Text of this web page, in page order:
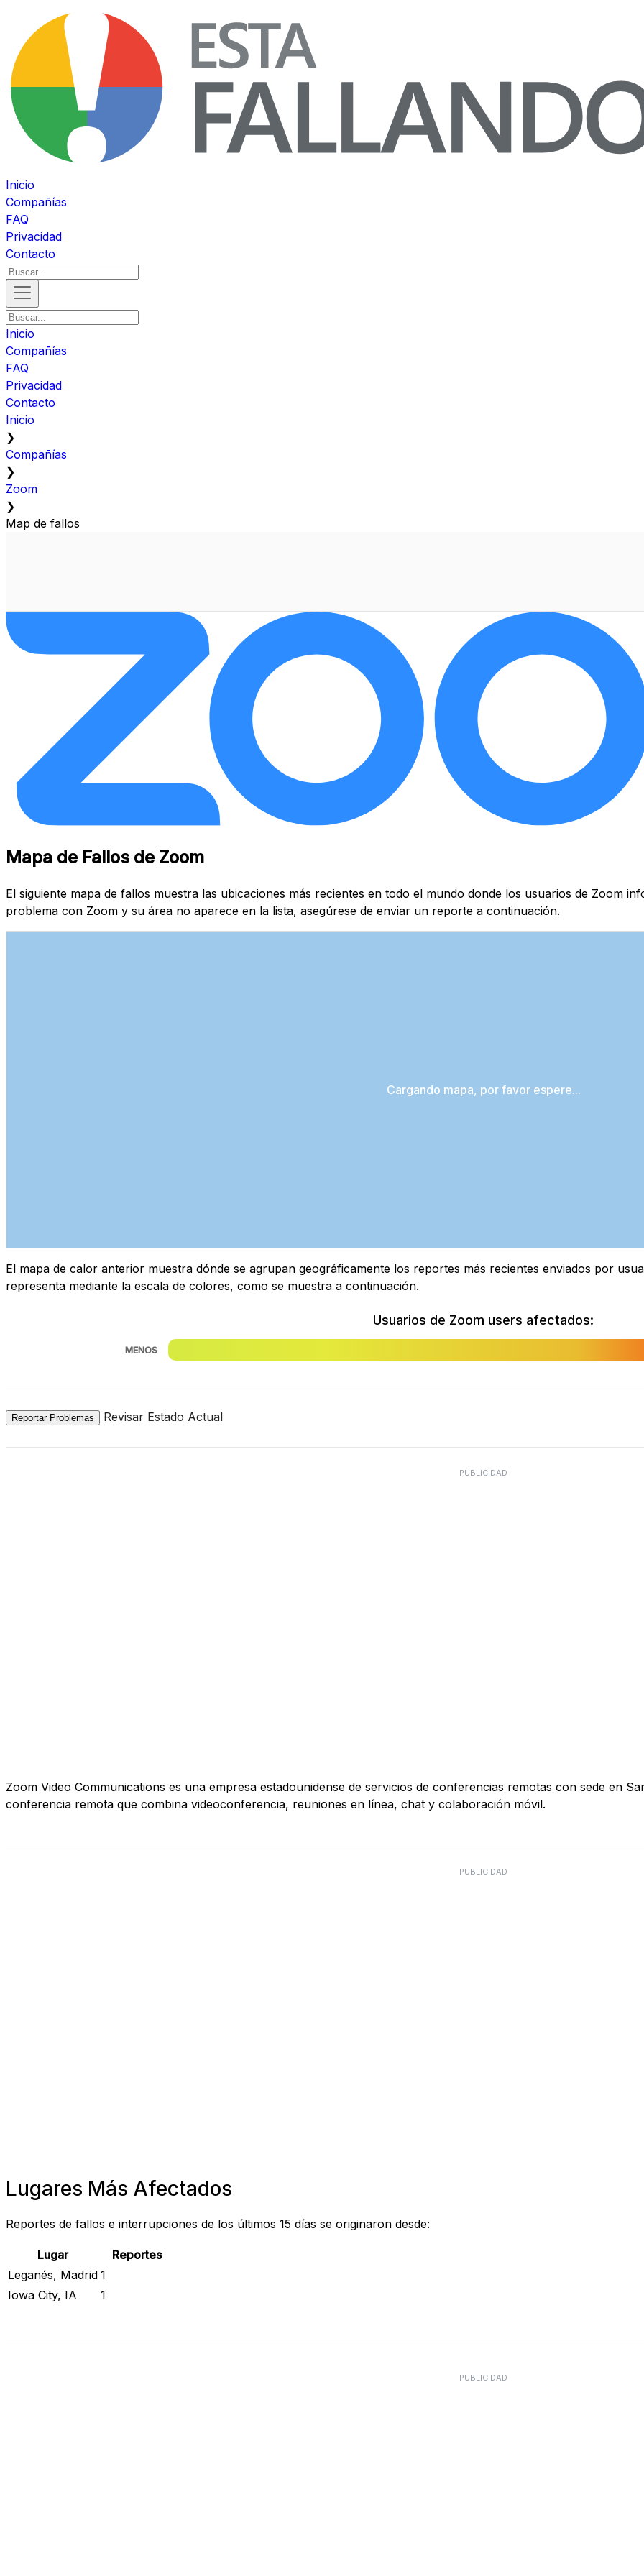
Inicio
Compañías
FAQ
Privacidad
Contacto
Inicio
Compañías
FAQ
Privacidad
Contacto
Inicio
❯
Compañías
❯
Zoom
❯
Map de fallos
Mapa de Fallos de Zoom
El siguiente mapa de fallos muestra las ubicaciones más recientes en todo el mundo donde los usuarios de Zoom
problema con Zoom y su área no aparece en la lista, asegúrese de enviar un reporte a continuación.
Cargando mapa, por favor espere...
El mapa de calor anterior muestra dónde se agrupan geográficamente los reportes más recientes enviados por
representa mediante la escala de colores, como se muestra a continuación.
Usuarios de Zoom users afectados:
MENOS
Reportar Problemas Revisar Estado Actual
PUBLICIDAD
Zoom Video Communications es una empresa estadounidense de servicios de conferencias remotas con sede en
conferencia remota que combina videoconferencia, reuniones en línea, chat y colaboración móvil.
PUBLICIDAD
Lugares Más Afectados
Reportes de fallos e interrupciones de los últimos 15 días se originaron desde:
Lugar
Reportes
Leganés, Madrid 1
Iowa City, IA
1
PUBLICIDAD